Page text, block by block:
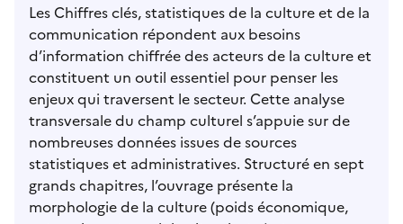
Les Chiffres clés, statistiques de la culture et de la
communication répondent aux besoins
d’information chiffrée des acteurs de la culture et
constituent un outil essentiel pour penser les
enjeux qui traversent le secteur. Cette analyse
transversale du champ culturel s’appuie sur de
nombreuses données issues de sources
statistiques et administratives. Structuré en sept
grands chapitres, l’ouvrage présente la
morphologie de la culture (poids économique,